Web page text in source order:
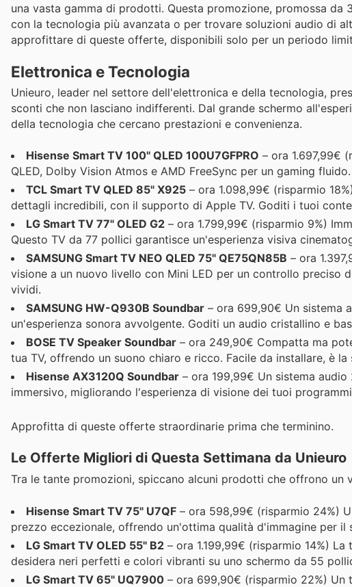
una vasta gamma di prodotti. Questa promozione, promossa
con la tecnologia più avanzata o per trovare soluzioni audio di
approfittare di queste offerte, disponibili solo per un periodo
Elettronica e Tecnologia
Unieuro, leader nel settore dell'elettronica e della tecnologia,
sconti che non lasciano indifferenti. Dal grande schermo
della tecnologia che cercano prestazioni e convenienza.
Hisense Smart TV 100" QLED 100U7GFPRO – ora 1.697,99€
QLED, Dolby Vision Atmos e AMD FreeSync per un gaming
TCL Smart TV QLED 85" X925 – ora 1.098,99€ (risparmio
dettagli incredibili, con il supporto di Apple TV. Goditi i tuoi
LG Smart TV 77" OLED G2 – ora 1.799,99€ (risparmio 9%)
Questo TV da 77 pollici garantisce un'esperienza visiva
SAMSUNG Smart TV NEO QLED 75" QE75QN85B – ora
visione a un nuovo livello con Mini LED per un controllo
vividi.
SAMSUNG HW-Q930B Soundbar – ora 699,90€ Un sistema
un'esperienza sonora avvolgente. Goditi un audio cristallino e
BOSE TV Speaker Soundbar – ora 249,90€ Compatta ma
tua TV, offrendo un suono chiaro e ricco. Facile da installare, è
Hisense AX3120Q Soundbar – ora 199,99€ Un sistema
immersivo, migliorando l'esperienza di visione dei tuoi
Approfitta di queste offerte straordinarie prima che terminino.
Le Offerte Migliori di Questa Settimana da Unieuro
Tra le tante promozioni, spiccano alcuni prodotti che offrono un
Hisense Smart TV 75" U7QF – ora 598,99€ (risparmio 24%)
prezzo eccezionale, offrendo un'ottima qualità d'immagine per il
LG Smart TV OLED 55" B2 – ora 1.199,99€ (risparmio 14%)
desidera neri perfetti e colori vibranti su uno schermo da 55
LG Smart TV 65" UQ7900 – ora 699,90€ (risparmio 22%)